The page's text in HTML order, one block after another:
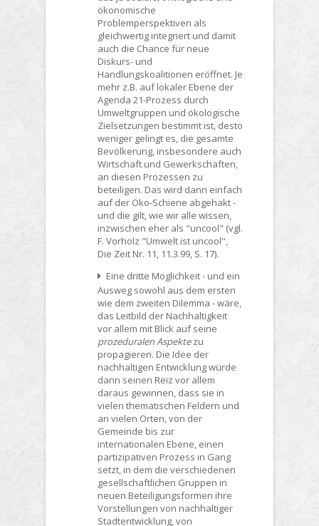
ökonomische
Problemperspektiven als
gleichwertig integriert und damit
auch die Chance für neue
Diskurs- und
Handlungskoalitionen eröffnet. Je
mehr z.B. auf lokaler Ebene der
Agenda 21-Prozess durch
Umweltgruppen und ökologische
Zielsetzungen bestimmt ist, desto
weniger gelingt es, die gesamte
Bevölkerung, insbesondere auch
Wirtschaft und Gewerkschaften,
an diesen Prozessen zu
beteiligen. Das wird dann einfach
auf der Öko-Schiene abgehakt -
und die gilt, wie wir alle wissen,
inzwischen eher als "uncool" (vgl.
F. Vorholz "Umwelt ist uncool",
Die Zeit Nr. 11, 11.3.99, S. 17).
Eine dritte Möglichkeit - und ein
Ausweg sowohl aus dem ersten
wie dem zweiten Dilemma - wäre,
das Leitbild der Nachhaltigkeit
vor allem mit Blick auf seine
prozeduralen Aspektezu
propagieren. Die Idee der
nachhaltigen Entwicklung würde
dann seinen Reiz vor allem
daraus gewinnen, dass sie in
vielen thematischen Feldern und
an vielen Orten, von der
Gemeinde bis zur
internationalen Ebene, einen
partizipativen Prozess in Gang
setzt, in dem die verschiedenen
gesellschaftlichen Gruppen in
neuen Beteiligungsformen ihre
Vorstellungen von nachhaltiger
Stadtentwicklung, von